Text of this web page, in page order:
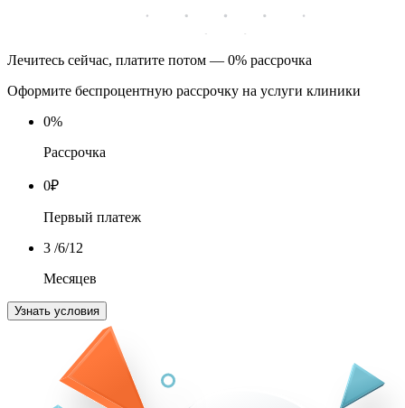
Лечитесь сейчас, платите потом — 0% рассрочка
Оформите беспроцентную рассрочку на услуги клиники
0%
Рассрочка
0₽
Первый платеж
3 /6/12
Месяцев
Узнать условия